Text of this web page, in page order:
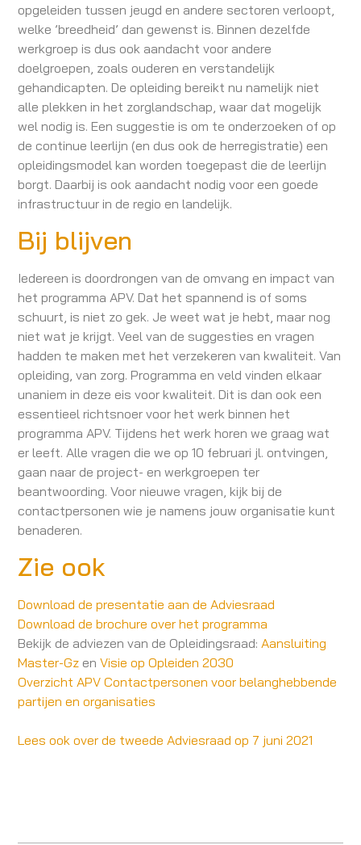
opgeleiden tussen jeugd en andere sectoren verloopt,
welke ’breedheid’ dan gewenst is. Binnen dezelfde
werkgroep is dus ook aandacht voor andere
doelgroepen, zoals ouderen en verstandelijk
gehandicapten. De opleiding bereikt nu namelijk niet
alle plekken in het zorglandschap, waar dat mogelijk
wel nodig is. Een suggestie is om te onderzoeken of op
de continue leerlijn (en dus ook de herregistratie) een
opleidingsmodel kan worden toegepast die de leerlijn
borgt. Daarbij is ook aandacht nodig voor een goede
infrastructuur in de regio en landelijk.
Bij blijven
Iedereen is doordrongen van de omvang en impact van
het programma APV. Dat het spannend is of soms
schuurt, is niet zo gek. Je weet wat je hebt, maar nog
niet wat je krijgt. Veel van de suggesties en vragen
hadden te maken met het verzekeren van kwaliteit. Van
opleiding, van zorg. Programma en veld vinden elkaar
unaniem in deze eis voor kwaliteit. Dit is dan ook een
essentieel richtsnoer voor het werk binnen het
programma APV. Tijdens het werk horen we graag wat
er leeft. Alle vragen die we op 10 februari jl. ontvingen,
gaan naar de project- en werkgroepen ter
beantwoording. Voor nieuwe vragen, kijk bij de
contactpersonen wie je namens jouw organisatie kunt
benaderen.
Zie ook
Download de presentatie aan de Adviesraad
Download de brochure over het programma
Bekijk de adviezen van de Opleidingsraad:Aansluiting
Master-Gz enVisie op Opleiden 2030
Overzicht APV Contactpersonen voor belanghebbende
partijen en organisaties
Lees ook over de tweede Adviesraad op 7 juni 2021